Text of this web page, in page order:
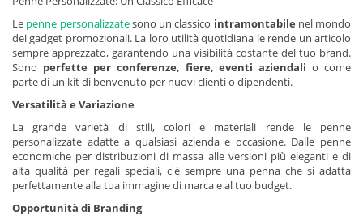
Le penne personalizzatesono un classico intramontabile nel mondo
dei gadget promozionali. La loro utilità quotidiana le rende un articolo
sempre apprezzato, garantendo una visibilità costante del tuo brand.
Sono perfette per conferenze, fiere, eventi aziendalio come
parte di un kit di benvenuto per nuovi clienti o dipendenti.
Versatilità e Variazione
La grande varietà di stili, colori e materiali rende le penne
personalizzate adatte a qualsiasi azienda e occasione. Dalle penne
economiche per distribuzioni di massa alle versioni più eleganti e di
alta qualità per regali speciali, c'è sempre una penna che si adatta
perfettamente alla tua immagine di marca e al tuo budget.
Opportunità di Branding